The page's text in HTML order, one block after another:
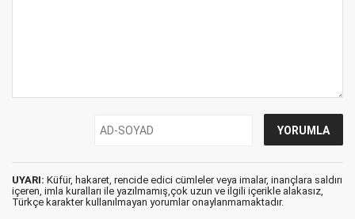
UYARI: Küfür, hakaret, rencide edici cümleler veya imalar, inançlara saldırı
içeren, imla kuralları ile yazılmamış,çok uzun ve ilgili içerikle alakasız,
Türkçe karakter kullanılmayan yorumlar onaylanmamaktadır.